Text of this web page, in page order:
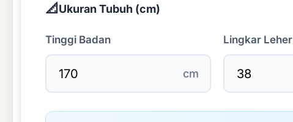
📐 Ukuran Tubuh (cm)
Tinggi Badan
cm
Lingkar Leher